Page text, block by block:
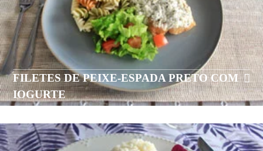
FILETES DE PEIXE-ESPADA PRETO COM
IOGURTE